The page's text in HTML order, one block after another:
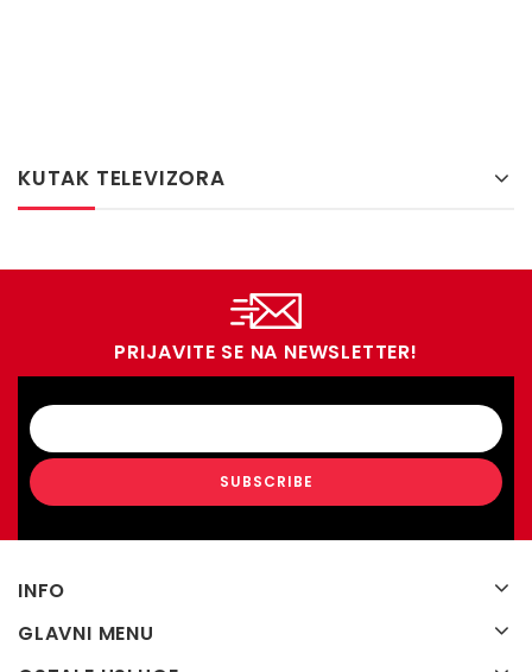
KUTAK TELEVIZORA
PRIJAVITE SE NA NEWSLETTER!
INFO
GLAVNI MENU